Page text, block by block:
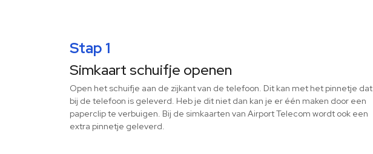
Stap 1
Simkaart schuifje openen
Open het schuifje aan de zijkant van de telefoon. Dit kan met het pinnetje dat
bij de telefoon is geleverd. Heb je dit niet dan kan je er één maken door een
paperclip te verbuigen. Bij de simkaarten van Airport Telecom wordt ook een
extra pinnetje geleverd.